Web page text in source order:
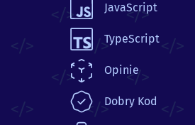
JavaScript
TypeScript
Opinie
Dobry Kod